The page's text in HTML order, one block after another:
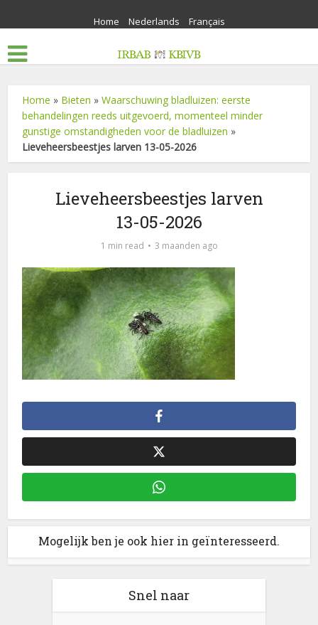
Home Nederlands Français
Home » Bieten »Waarschuwing bladluizen: eerste
behandelingen reeds uitgevoerd, momenteel minder
gunstige omstandigheden voor de bladluizen »
Lieveheersbeestjes larven 13-05-2026
Lieveheersbeestjes larven
13-05-2026
1 min read 3 maanden ago
Mogelijk ben je ook hier in geïnteresseerd.
Snel naar